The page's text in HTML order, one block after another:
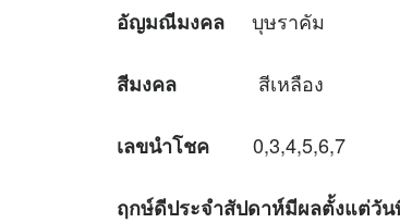
อัญมณีมงคล บุษราคัม
สีมงคล สีเหลือง
เลขนำโชค 0,3,4,5,6,7
ฤกษ์ดีประจำสัปดาห์มีผลตั้งแต่วัน